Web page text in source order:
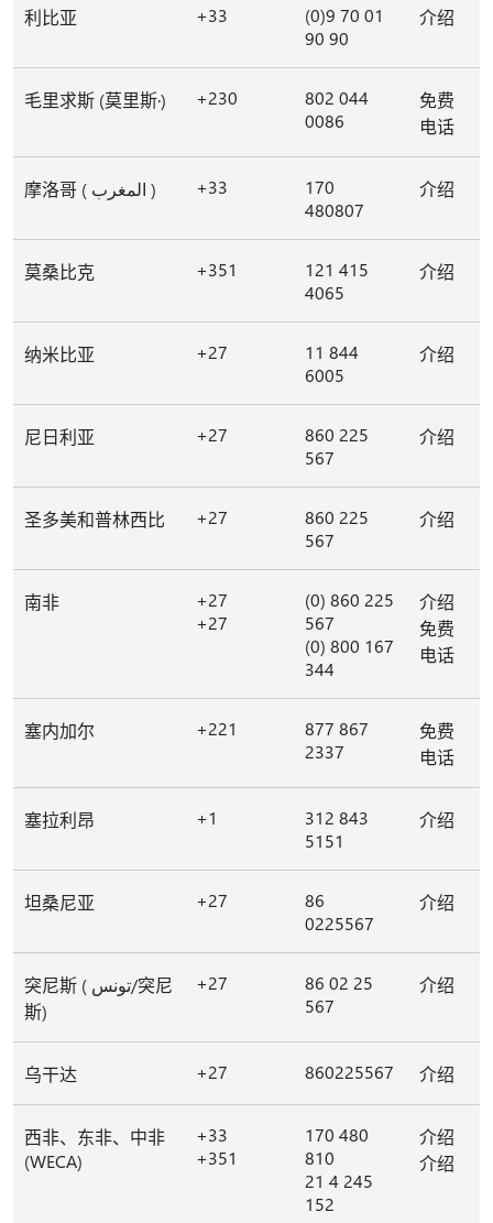
利比亚 +33
(0)9 70 01
90 90
介绍
毛里求斯 (莫里斯·) +230
802 044
0086
免费
电话
摩洛哥 ( المغرب ) +33
170
480807
介绍
莫桑比克 +351
121 415
4065
介绍
纳米比亚 +27
11 844
6005
介绍
尼日利亚 +27
860 225
567
介绍
圣多美和普林西比 +27
860 225
567
介绍
南非
+27
+27
(0) 860 225
567
(0) 800 167
344
介绍
免费
电话
塞内加尔 +221
877 867
2337
免费
电话
塞拉利昂 +1
312 843
5151
介绍
坦桑尼亚 +27
86
0225567
介绍
突尼斯 ( تونس/突尼
斯)
+27
86 02 25
567
介绍
乌干达 +27 860225567 介绍
西非、东非、中非
(WECA)
+33
+351
170 480
810
21 4 245
152
介绍
介绍